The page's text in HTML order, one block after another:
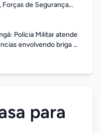
Forças de Segurança
homem com mandato
Polícia Militar atende
envolvendo briga de
feriado
para